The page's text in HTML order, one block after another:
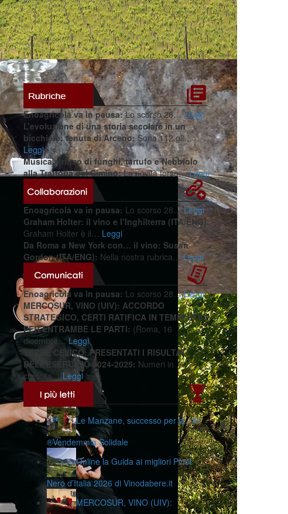
Enoagricola va in pausa:Lo scorso 28…Leggi
L’evoluzione di una storia secolare in un
bicchiere: tenuta di Arceno:Sono 112 gli…
Leggi
Musica a ritmo di funghi, tartufo e Nebbiolo
alla Trattoria del Cimino:La novità forse…Leggi
Enoagricola va in pausa: Lo scorso 28…Leggi
Graham Holter: il vino e l’Inghilterra (ITA/ENG):
Graham Holter è il… Leggi
Da Roma a New York con… il vino: Susan
Gordon (ITA/ENG): Nella nostra rubrica…Leggi
Enoagricola va in pausa: Lo scorso 28…Leggi
MERCOSUR, VINO (UIV): ACCORDO
STRATEGICO, CERTI RATIFICA IN TEMPI UTILI
PER ENTRAMBE LE PARTI: (Roma, 16
dicembre… Leggi
TERRE CEVICO: PRESENTATI I RISULTATI
DELL’ESERCIZIO 2024-2025: Numeri in
crescita… Leggi
Le Manzane, successo per la 14ª
®️Vendemmia Solidale
Online la Guida ai migliori Pinot
Nero d’Italia 2026 di Vinodabere.it
MERCOSUR, VINO (UIV):